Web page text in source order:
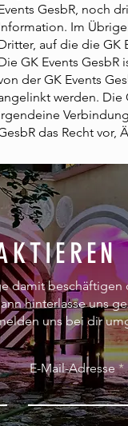
GesbR, noch
Im
auf die die GK
GK Events
der GK Events
werden. Die
das Recht
E-Mail-Adresse
damit beschäftigen
hinterlasse uns
uns bei dir